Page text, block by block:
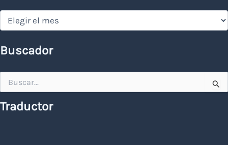
Hemeroteca
Buscador
por:
Traductor